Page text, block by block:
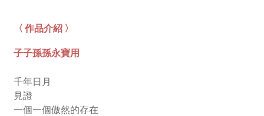
〈 作品介紹 〉
子子孫孫永寶用
千年日月
見證
一個一個傲然的存在